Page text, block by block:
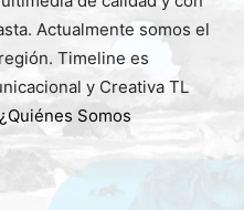
Actualmente somos el
Timeline es
y Creativa TL
¿Quiénes Somos